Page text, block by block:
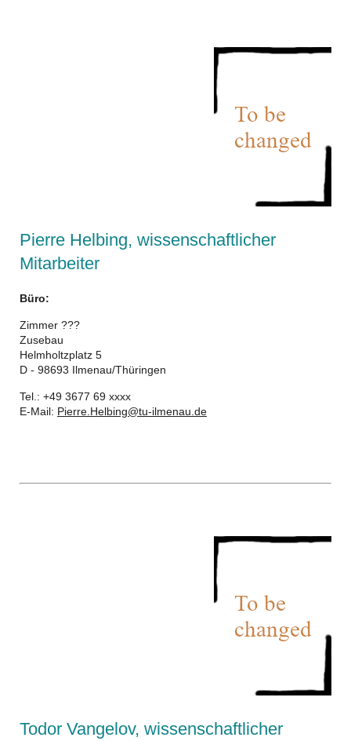
Pierre Helbing, wissenschaftlicher
Mitarbeiter
Büro:
Zimmer ???
Zusebau
Helmholtzplatz 5
D - 98693 Ilmenau/Thüringen
Tel.: +49 3677 69 xxxx
E-Mail: Pierre.Helbing@tu-ilmenau.de
Todor Vangelov, wissenschaftlicher